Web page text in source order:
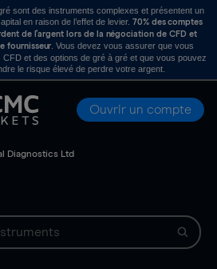
sont des instruments complexes et présentent un
en raison de l’effet de levier. 70% des comptes
de l’argent lors de la négociation de CFD et
fournisseur . Vous devez vous assurer que vous
et des options de gré à gré et que vous pouvez
le risque élevé de perdre votre argent.
Ouvrir un compte
Diagnostics Ltd